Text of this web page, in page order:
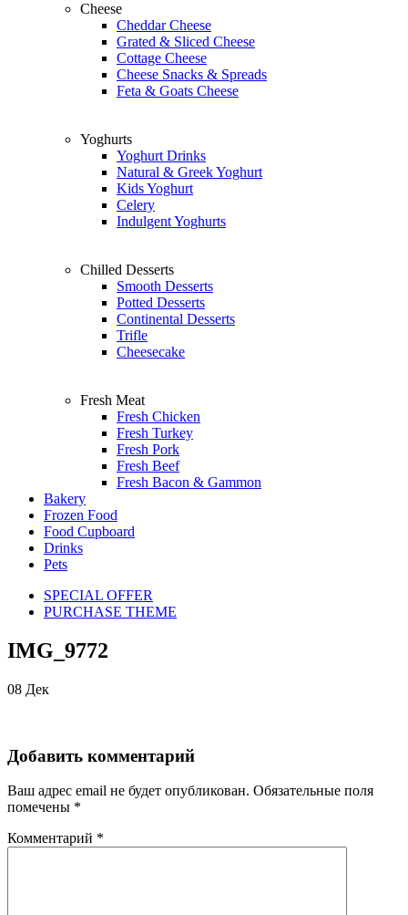
Cheese
Cheddar Cheese
Grated & Sliced Cheese
Cottage Cheese
Cheese Snacks & Spreads
Feta & Goats Cheese
Yoghurts
Yoghurt Drinks
Natural & Greek Yoghurt
Kids Yoghurt
Celery
Indulgent Yoghurts
Chilled Desserts
Smooth Desserts
Potted Desserts
Continental Desserts
Trifle
Cheesecake
Fresh Meat
Fresh Chicken
Fresh Turkey
Fresh Pork
Fresh Beef
Fresh Bacon & Gammon
Bakery
Frozen Food
Food Cupboard
Drinks
Pets
SPECIAL OFFER
PURCHASE THEME
IMG_9772
08 Дек
Добавить комментарий
Ваш адрес email не будет опубликован. Обязательные поля
помечены *
Комментарий *